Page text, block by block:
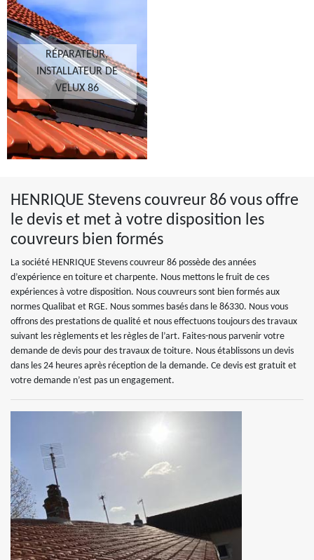
RÉPARATEUR,
INSTALLATEUR DE
VELUX 86
HENRIQUE Stevens couvreur 86 vous offre
le devis et met à votre disposition les
couvreurs bien formés
La société HENRIQUE Stevens couvreur 86 possède des années
d’expérience en toiture et charpente. Nous mettons le fruit de ces
expériences à votre disposition. Nous couvreurs sont bien formés aux
normes Qualibat et RGE. Nous sommes basés dans le 86330. Nous vous
offrons des prestations de qualité et nous effectuons toujours des travaux
suivant les règlements et les règles de l’art. Faites-nous parvenir votre
demande de devis pour des travaux de toiture. Nous établissons un devis
dans les 24 heures après réception de la demande. Ce devis est gratuit et
votre demande n’est pas un engagement.